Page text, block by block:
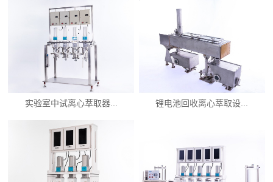
实验室中试离心萃取器... 锂电池回收离心萃取设...